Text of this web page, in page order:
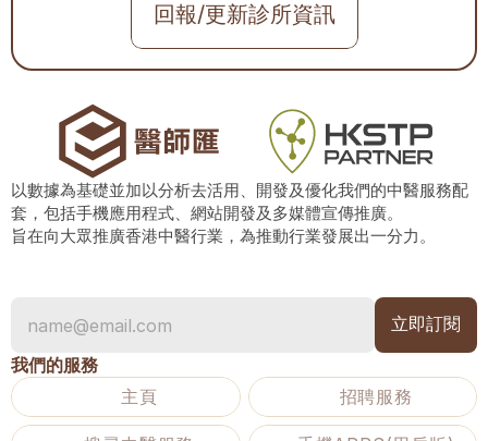
回報/更新診所資訊
以數據為基礎並加以分析去活用、開發及優化我們的中醫服務配
套，包括手機應用程式、網站開發及多媒體宣傳推廣。
旨在向大眾推廣香港中醫行業，為推動行業發展出一分力。
我們的服務
主頁
招聘服務